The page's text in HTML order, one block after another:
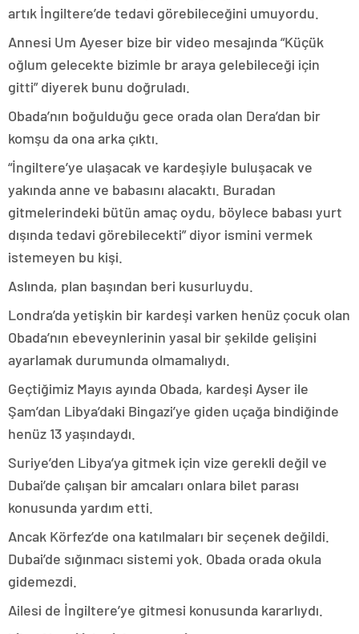
artık İngiltere’de tedavi görebileceğini umuyordu.
Annesi Um Ayeser bize bir video mesajında “Küçük
oğlum gelecekte bizimle br araya gelebileceği için
gitti” diyerek bunu doğruladı.
Obada’nın boğulduğu gece orada olan Dera’dan bir
komşu da ona arka çıktı.
“İngiltere’ye ulaşacak ve kardeşiyle buluşacak ve
yakında anne ve babasını alacaktı. Buradan
gitmelerindeki bütün amaç oydu, böylece babası yurt
dışında tedavi görebilecekti” diyor ismini vermek
istemeyen bu kişi.
Aslında, plan başından beri kusurluydu.
Londra’da yetişkin bir kardeşi varken henüz çocuk olan
Obada’nın ebeveynlerinin yasal bir şekilde gelişini
ayarlamak durumunda olmamalıydı.
Geçtiğimiz Mayıs ayında Obada, kardeşi Ayser ile
Şam’dan Libya’daki Bingazi’ye giden uçağa bindiğinde
henüz 13 yaşındaydı.
Suriye’den Libya’ya gitmek için vize gerekli değil ve
Dubai’de çalışan bir amcaları onlara bilet parası
konusunda yardım etti.
Ancak Körfez’de ona katılmaları bir seçenek değildi.
Dubai’de sığınmacı sistemi yok. Obada orada okula
gidemezdi.
Ailesi de İngiltere’ye gitmesi konusunda kararlıydı.